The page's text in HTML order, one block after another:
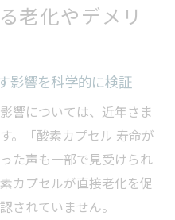
老化やデメリ
影響を科学的に検証
響については、近年さま
。「酸素カプセル 寿命が
た声も一部で見受けられ
カプセルが直接老化を促
されていません。